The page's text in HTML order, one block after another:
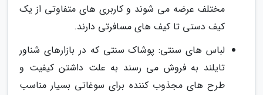
مختلف عرضه می شوند و کاربری های متفاوتی از یک
کیف دستی تا کیف های مسافرتی دارند.
لباس های سنتی: پوشاک سنتی که در بازارهای شناور
تایلند به فروش می رسند به علت داشتن کیفیت و
طرح های مجذوب کننده برای سوغاتی بسیار مناسب